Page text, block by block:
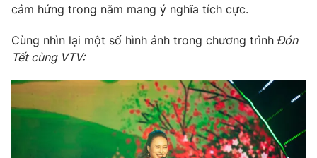
cảm hứng trong năm mang ý nghĩa tích cực.
Cùng nhìn lại một số hình ảnh trong chương trình Đón
Tết cùng VTV: